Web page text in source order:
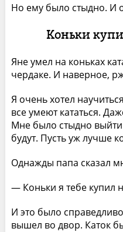
Но ему было стыдно. И
Коньки
Яне умел на коньках
чердаке. И наверное,
Я очень хотел
все умеют кататься.
Мне было стыдно выйти
будут. Пусть уж лучше
Однажды папа сказал
— Коньки я тебе купил
И это было
вышел во двор. Каток